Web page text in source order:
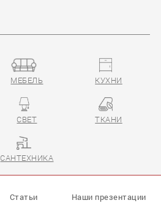
МЕБЕЛЬ КУХНИ
СВЕТ ТКАНИ
САНТЕХНИКА
Статьи
Наши презентации